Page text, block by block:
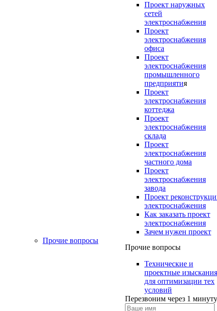
Проект наружных
сетей
электроснабжения
Проект
электроснабжения
офиса
Проект
электроснабжения
промышленного
предприятия
Проект
электроснабжения
коттеджа
Проект
электроснабжения
склада
Проект
электроснабжения
частного дома
Проект
электроснабжения
завода
Проект
электроснабжения
Как заказать проект
электроснабжения
Зачем нужен проект
Прочие вопросы
Прочие вопросы
Технические и
проектные изыскания
для оптимизации тех
условий
Перезвоним через 1 минуту